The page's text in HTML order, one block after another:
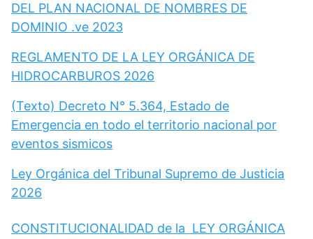
DEL PLAN NACIONAL DE NOMBRES DE
DOMINIO .ve 2023
REGLAMENTO DE LA LEY ORGÁNICA DE
HIDROCARBUROS 2026
(Texto) Decreto N° 5.364, Estado de
Emergencia en todo el territorio nacional por
eventos sismicos
Ley Orgánica del Tribunal Supremo de Justicia
2026
CONSTITUCIONALIDAD de la LEY ORGÁNICA